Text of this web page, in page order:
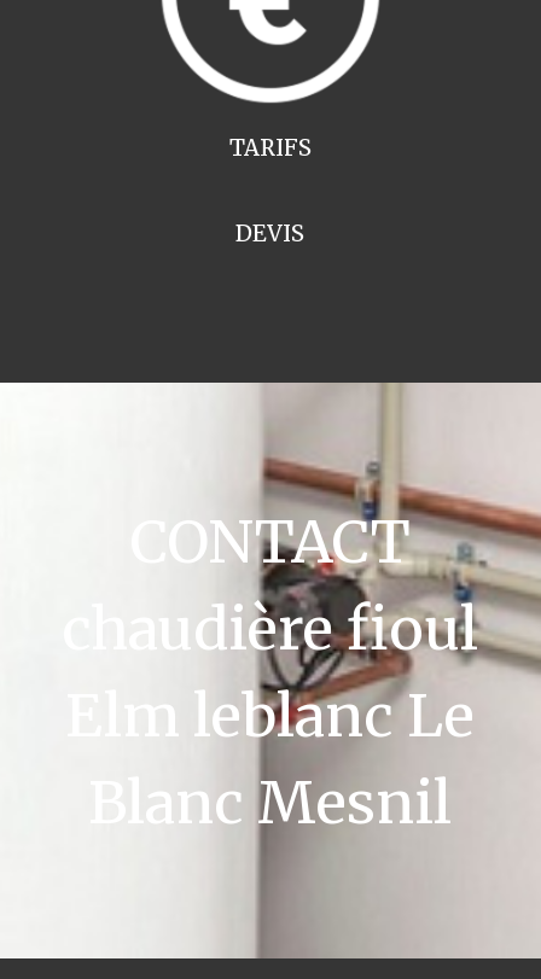
TARIFS
DEVIS
CONTACT
chaudière fioul
Elm leblanc Le
Blanc Mesnil